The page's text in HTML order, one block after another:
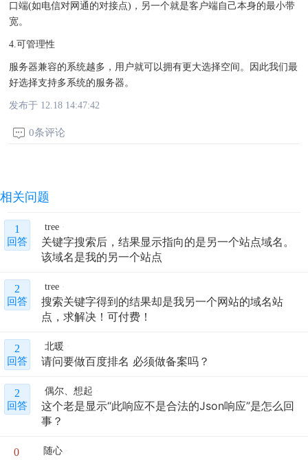
口端(如电信对网通的对接点)，另一个就是客户端自己本身的最小带
宽。
4.可管理性
服务器兼容的系统越多，用户就可以拥有更大选择空间。因此我们最
好选择支持多系统的服务器。
发布于 12.18 14:47:42
0条评论
相关问题
1
回答
tree
关键字搜索后，结果显示指向的是另一个站点域名。
该域名是我的另一个站点
2
回答
tree
搜索关键字得到的结果却是我另一个网站的域名站
点，求解决！可付费！
2
回答
北暖
请问要做百度排名 必须做备案吗？
2
回答
偶尔、想起
这个老是显示“此响应不是合法的Json响应”是怎么回
事？
0 随心